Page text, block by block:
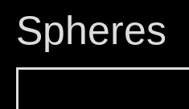
Spheres